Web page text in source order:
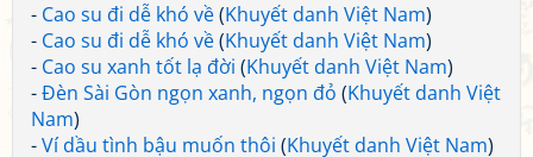
- Cao su đi dễ khó về(Khuyết danh Việt Nam)
- Cao su đi dễ khó về(Khuyết danh Việt Nam)
- Cao su xanh tốt lạ đời (Khuyết danh Việt Nam)
-Đèn Sài Gòn ngọn xanh, ngọn đỏ (Khuyết danh Việt
Nam)
-Ví dầu tình bậu muốn thôi (Khuyết danh Việt Nam)